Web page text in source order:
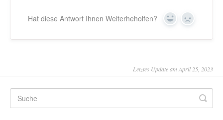
Hat diese Antwort Ihnen Weiterheholfen? Yes No
Letztes Update am April 25, 2023